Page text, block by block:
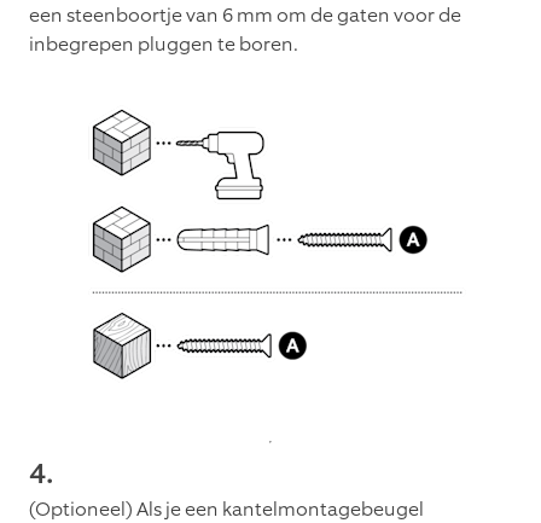
een steenboortje van 6 mm om de gaten voor de
inbegrepen pluggen te boren.
4.
(Optioneel) Als je een kantelmontagebeugel